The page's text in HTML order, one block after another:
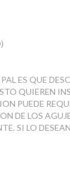
ES QUE
QUIEREN
PUEDE
DE LOS
SI LO